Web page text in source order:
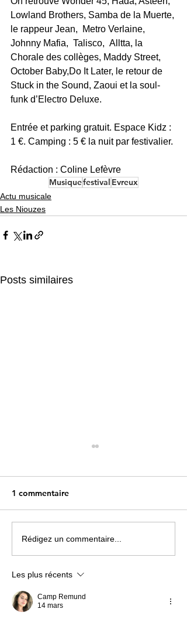
Lowland Brothers, Samba de la Muerte,
le rappeur Jean,  Metro Verlaine,
Johnny Mafia,  Talisco,  Alltta, la
Chorale des collèges, Maddy Street,
October Baby,Do It Later, le retour de
Stuck in the Sound, Zaoui et la soul-
funk d’Electro Deluxe.
Entrée et parking gratuit. Espace Kidz :
1 €. Camping : 5 € la nuit par festivalier.
Rédaction : Coline Lefèvre
Musiquefestival Evreux
Actu musicale
Les Niouzes
Posts similaires
Une carte « musicale »
parfaitement insolite !
1 commentaire
Rédigez un commentaire...
Les plus récents
Camp Remund
14 mars